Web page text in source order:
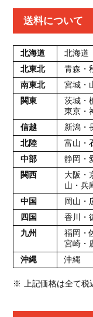
送料について
北海道 北海道
北東北
青森・
南東北
宮城・
関東
茨城・
東京・
信越 新潟・
北陸
富山・
中部
静岡・
関西
大阪・
山・兵
中国 岡山・
四国
香川・
九州
福岡・
宮崎・
沖縄 沖縄
※ 上記価格は全て税